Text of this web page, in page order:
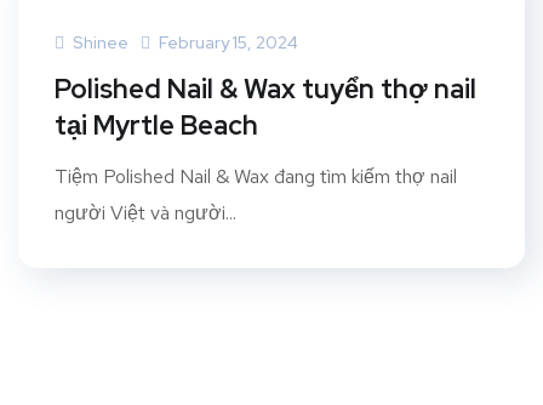
Shinee February 15, 2024
Polished Nail & Wax tuyển thợ nail
tại Myrtle Beach
Tiệm Polished Nail & Wax đang tìm kiếm thợ nail
người Việt và người...